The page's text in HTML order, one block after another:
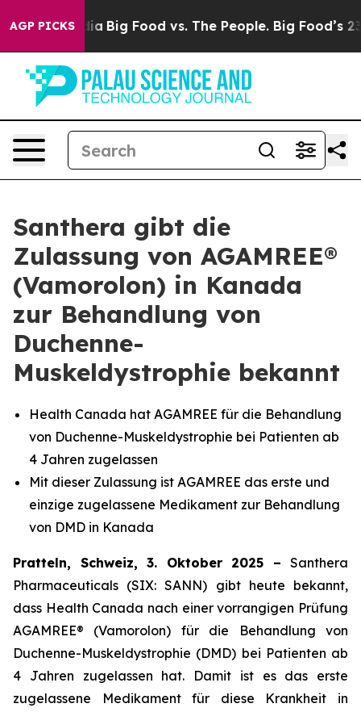
AGP PICKS
Media Big Food vs. The People. Big Food’s 239
Santhera gibt die
Zulassung von AGAMREE®
(Vamorolon) in Kanada
zur Behandlung von
Duchenne-
Muskeldystrophie bekannt
Health Canada hat AGAMREE für die Behandlung
von Duchenne-Muskeldystrophie bei Patienten ab
4 Jahren zugelassen
Mit dieser Zulassung ist AGAMREE das erste und
einzige zugelassene Medikament zur Behandlung
von DMD in Kanada
Pratteln, Schweiz, 3. Oktober 2025 – Santhera
Pharmaceuticals (SIX: SANN) gibt heute bekannt,
dass Health Canada nach einer vorrangigen Prüfung
AGAMREE® (Vamorolon) für die Behandlung von
Duchenne-Muskeldystrophie (DMD) bei Patienten ab
4 Jahren zugelassen hat. Damit ist es das erste
zugelassene Medikament für diese Krankheit in